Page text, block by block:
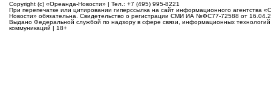
Copyright (c) «Ореанда-Новости» | Тел.: +7 (495) 995-8221
При перепечатке или цитировании гиперссылка на сайт информационного агентства
Новости» обязательна. Свидетельство о регистрации СМИ ИА №ФС77-72588 от
Выдано Федеральной службой по надзору в сфере связи, информационных
коммуникаций | 18+